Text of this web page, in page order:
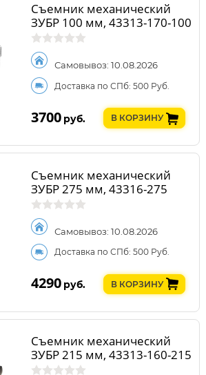
Съемник механический
ЗУБР 100 мм, 43313-170-100
Самовывоз: 10.08.2026
Доставка по СПб: 500 Руб.
3700 руб. В КОРЗИНУ
Съемник механический
ЗУБР 275 мм, 43316-275
Самовывоз: 10.08.2026
Доставка по СПб: 500 Руб.
4290 руб. В КОРЗИНУ
Съемник механический
ЗУБР 215 мм, 43313-160-215